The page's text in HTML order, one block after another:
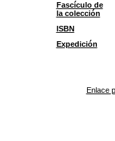
Fascículo de
la colección
ISBN
Expedición
Enlace